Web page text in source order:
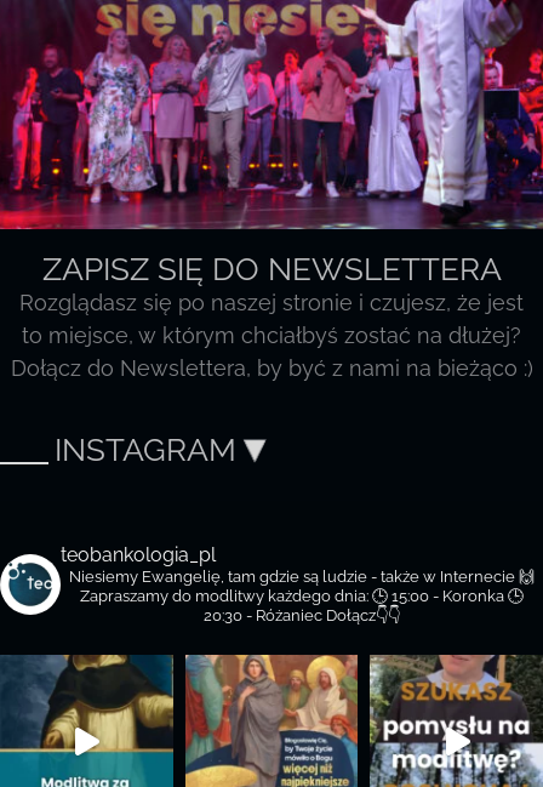
ZAPISZ SIĘ DO NEWSLETTERA
Rozglądasz się po naszej stronie i czujesz, że jest
to miejsce, w którym chciałbyś zostać na dłużej?
Dołącz do Newslettera, by być z nami na bieżąco :)
INSTAGRAM
teobankologia_pl
Niesiemy Ewangelię, tam gdzie są ludzie - także w Internecie 🙌
Zapraszamy do modlitwy każdego dnia: 🕒 15:00 - Koronka 🕒
20:30 - Różaniec Dołącz👇👇